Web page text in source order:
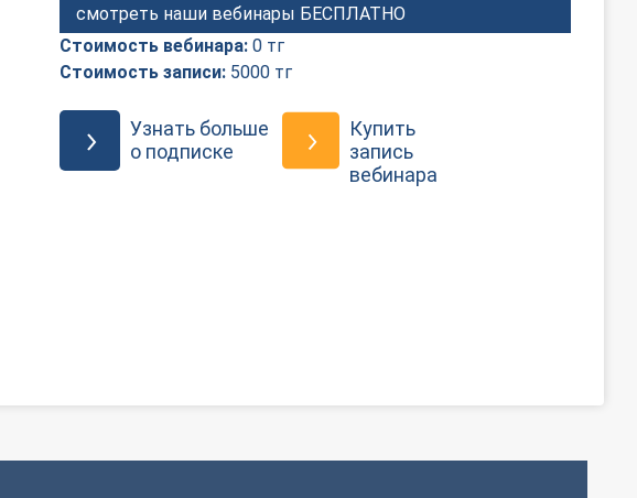
смотреть наши вебинары БЕСПЛАТНО
Стоимость вебинара: 0 тг
Стоимость записи: 5000 тг
Узнать больше
о подписке
Купить
запись
вебинара